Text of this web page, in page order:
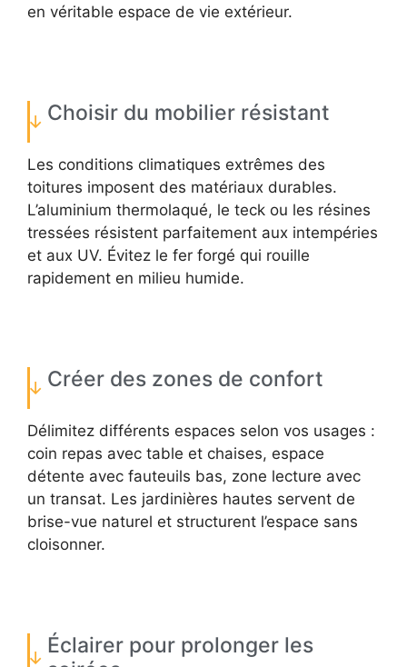
en véritable espace de vie extérieur.
Choisir du mobilier résistant
Les conditions climatiques extrêmes des
toitures imposent des matériaux durables.
L’aluminium thermolaqué, le teck ou les résines
tressées résistent parfaitement aux intempéries
et aux UV. Évitez le fer forgé qui rouille
rapidement en milieu humide.
Créer des zones de confort
Délimitez différents espaces selon vos usages :
coin repas avec table et chaises, espace
détente avec fauteuils bas, zone lecture avec
un transat. Les jardinières hautes servent de
brise-vue naturel et structurent l’espace sans
cloisonner.
Éclairer pour prolonger les